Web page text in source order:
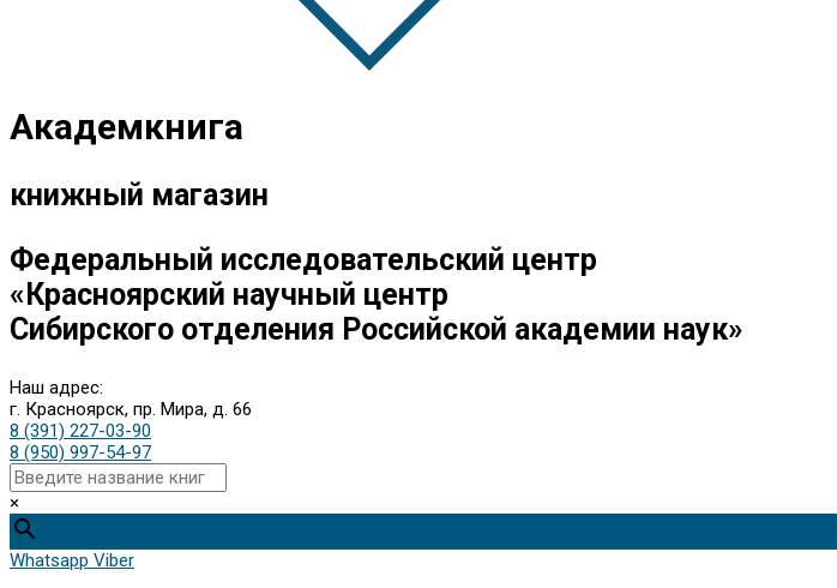
Академкнига
книжный магазин
Федеральный исследовательский центр
«Красноярский научный центр
Сибирского отделения Российской академии наук»
Наш адрес:
г. Красноярск, пр. Мира, д. 66
8 (391) 227-03-90
8 (950) 997-54-97
×
Whatsapp Viber